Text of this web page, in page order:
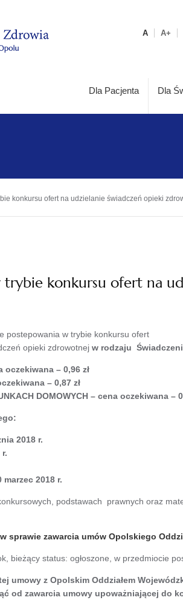
A A+
Dla Pacjenta Dla
konkursu ofert na udzielanie świadczeń opieki
trybie konkursu ofert na
postepowania w trybie konkursu ofert
opieki zdrowotnej w rodzaju
oczekiwana – 0,96 zł
– 0,87 zł
DOMOWYCH – cena oczekiwana –
2018 r.
marzec 2018 r.
podstawach prawnych oraz
zawarcia umów Opolskiego
bieżący status: ogłoszone, w przedmiocie
umowy z Opolskim Oddziałem
od zawarcia umowy upoważniającej do